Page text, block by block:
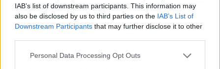
IAB’s list of downstream participants. This information may
also be disclosed by us to third parties on the IAB’s List of
Downstream Participants that may further disclose it to other
Please note that this website/app uses one or more Google
Personal Data Processing Opt Outs
Leggi l’articolo →